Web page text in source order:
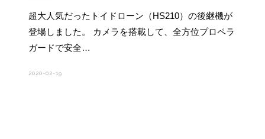
超大人気だったトイドローン（HS210）の後継機が
登場しました。 カメラを搭載して、全方位プロペラ
ガードで安全…
2020-02-19